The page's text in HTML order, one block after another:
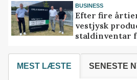
BUSINESS
Efter fire
vestjysk
staldinventar
MEST LÆSTE SENESTE